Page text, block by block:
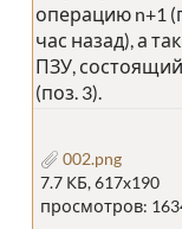
операцию n+1
час назад), а
ПЗУ, состоящий
(поз. 3).
002.png
7.7 КБ, 617x190
просмотров: